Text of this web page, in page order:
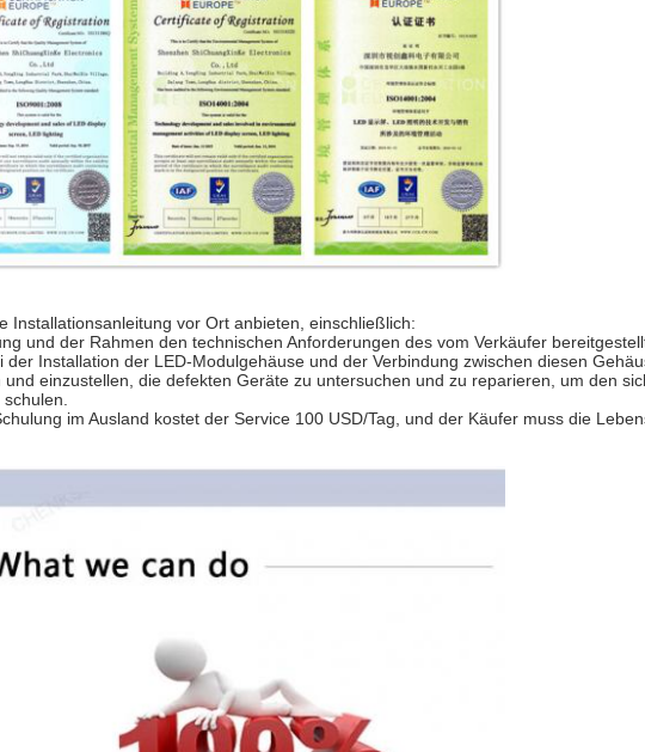
Installationsanleitung vor Ort anbieten, einschließlich:
und der Rahmen den technischen Anforderungen des vom Verkäufer
der Installation der LED-Modulgehäuse und der Verbindung zwischen diesen
einzustellen, die defekten Geräte zu untersuchen und zu reparieren, um den
im Ausland kostet der Service 100 USD/Tag, und der Käufer muss die